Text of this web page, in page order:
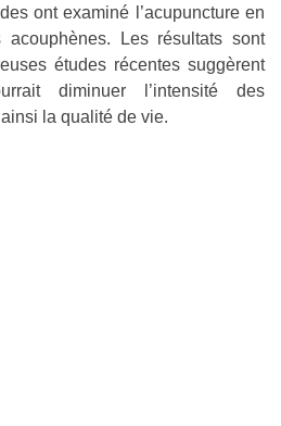
ont examiné l’acupuncture en
Les résultats sont
études récentes suggèrent
diminuer l’intensité des
la qualité de vie.